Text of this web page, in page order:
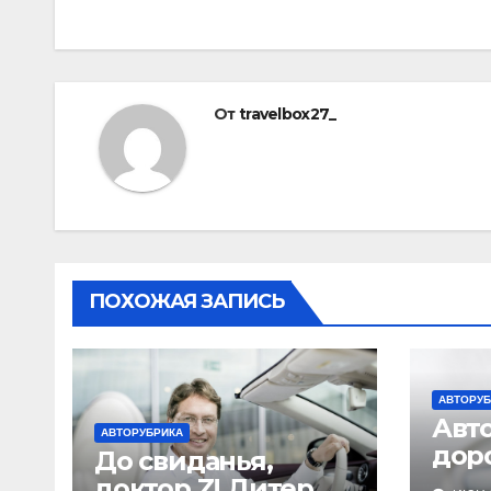
Отtravelbox27_
ПОХОЖАЯ ЗАПИСЬ
АВТОРУБРИКА
До свиданья,
за